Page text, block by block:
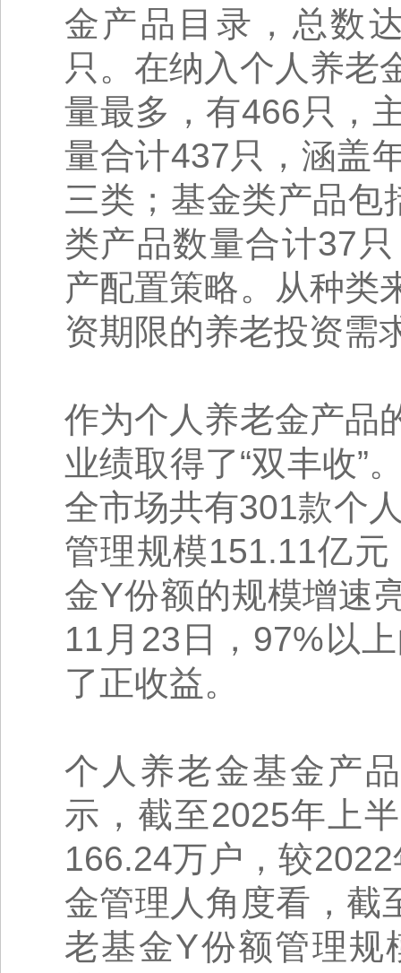
金产品目录，总数
只。在纳入个人养老
量最多，有466只，
量合计437只，涵盖
三类；基金类产品包
类产品数量合计37
产配置策略。从种类
资期限的养老投资需
作为个人养老金产品
业绩取得了“双丰收”
全市场共有301款个
管理规模151.11亿
金Y份额的规模增速
11月23日，97%以
了正收益。
个人养老金基金产
示，截至2025年上
166.24万户，较
金管理人角度看，截
老基金Y份额管理规